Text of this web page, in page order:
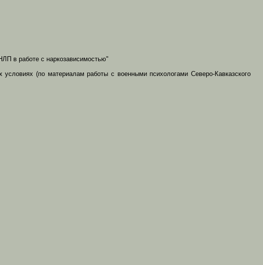
в работе с наркозависимостью"
(по материалам работы с военными психологами Северо-Кавказского